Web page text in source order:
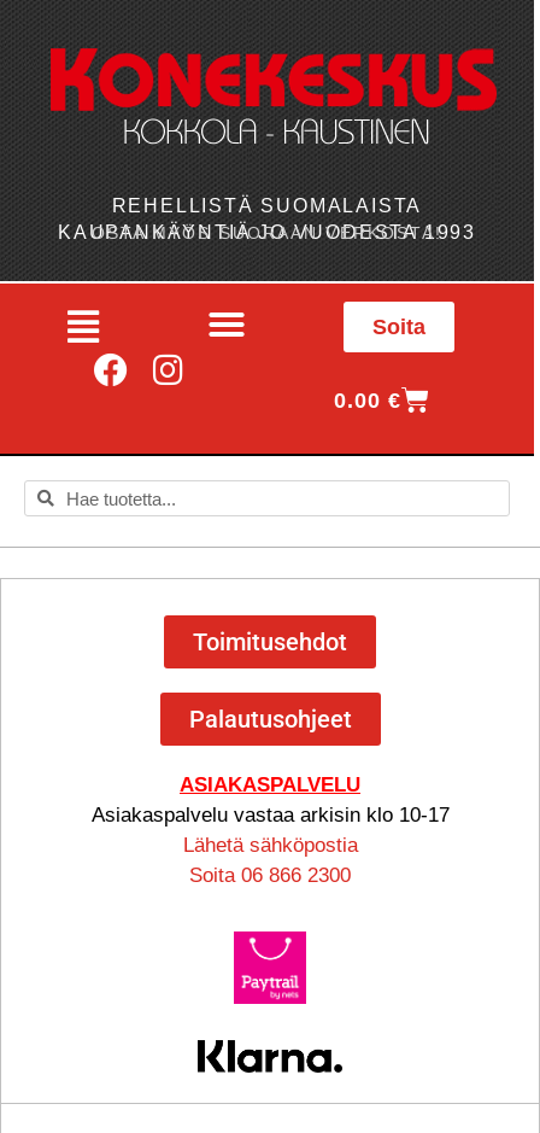
REHELLISTÄ SUOMALAISTA
KAUPANKÄYNTIÄ JO VUODESTA 1993
OSTA MYÖS SUORAAN VERKOSTA!
Soita
0.00€
Toimitusehdot
Palautusohjeet
ASIAKASPALVELU
Asiakaspalvelu vastaa arkisin klo 10-17
Lähetä sähköpostia
Soita 06 866 2300